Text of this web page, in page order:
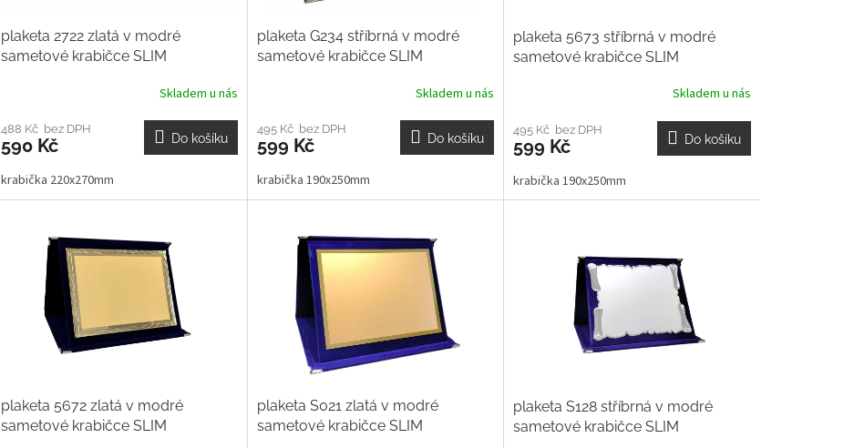
plaketa 2722 zlatá v modré
sametové krabičce SLIM
Skladem u nás
488 Kč bez DPH
590 Kč Do košíku
krabička 220x270mm
plaketa G234 stříbrná v modré
sametové krabičce SLIM
Skladem u nás
495 Kč bez DPH
599 Kč Do košíku
krabička 190x250mm
plaketa 5673 stříbrná v modré
sametové krabičce SLIM
Skladem u nás
495 Kč bez DPH
599 Kč Do košíku
krabička 190x250mm
plaketa 5672 zlatá v modré
sametové krabičce SLIM
plaketa S021 zlatá v modré
sametové krabičce SLIM
plaketa S128 stříbrná v modré
sametové krabičce SLIM